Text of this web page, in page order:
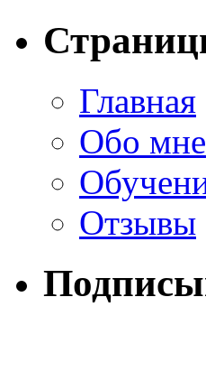
Главная
Обо мне
Отзывы